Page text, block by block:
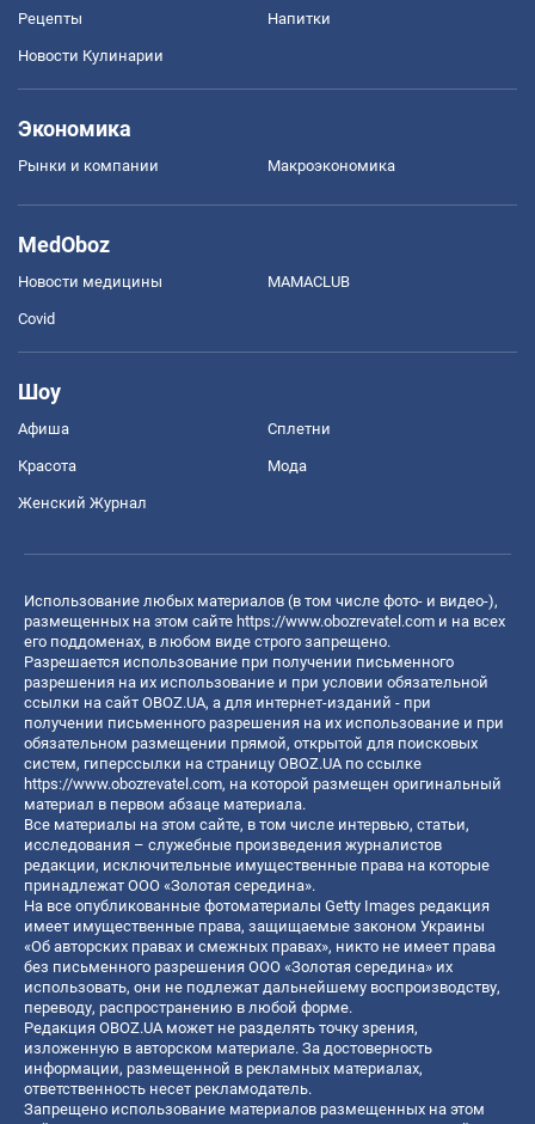
Рецепты Напитки
Новости Кулинарии
Экономика
Рынки и компании Mакроэкономика
MedOboz
Новости медицины MAMACLUB
Covid
Шоу
Афиша Сплетни
Красота Мода
Женский Журнал
Использование любых материалов (в том числе фото- и видео-),
размещенных на этом сайте https://www.obozrevatel.com и на всех
его поддоменах, в любом виде строго запрещено.
Разрешается использование при получении письменного
разрешения на их использование и при условии обязательной
ссылки на сайт OBOZ.UA, а для интернет-изданий - при
получении письменного разрешения на их использование и при
обязательном размещении прямой, открытой для поисковых
систем, гиперссылки на страницу OBOZ.UA по ссылке
https://www.obozrevatel.com, на которой размещен оригинальный
материал в первом абзаце материала.
Все материалы на этом сайте, в том числе интервью, статьи,
исследования – служебные произведения журналистов
редакции, исключительные имущественные права на которые
принадлежат ООО «Золотая середина».
На все опубликованные фотоматериалы Getty Images редакция
имеет имущественные права, защищаемые законом Украины
«Об авторских правах и смежных правах», никто не имеет права
без письменного разрешения ООО «Золотая середина» их
использовать, они не подлежат дальнейшему воспроизводству,
переводу, распространению в любой форме.
Редакция OBOZ.UA может не разделять точку зрения,
изложенную в авторском материале. За достоверность
информации, размещенной в рекламных материалах,
ответственность несет рекламодатель.
Запрещено использование материалов размещенных на этом